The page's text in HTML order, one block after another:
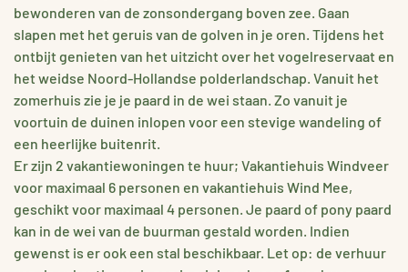
bewonderen van de zonsondergang boven zee. Gaan
slapen met het geruis van de golven in je oren. Tijdens het
ontbijt genieten van het uitzicht over het vogelreservaat en
het weidse Noord-Hollandse polderlandschap. Vanuit het
zomerhuis zie je je paard in de wei staan. Zo vanuit je
voortuin de duinen inlopen voor een stevige wandeling of
een heerlijke buitenrit.
Er zijn 2 vakantiewoningen te huur; Vakantiehuis Windveer
voor maximaal 6 personen en vakantiehuis Wind Mee,
geschikt voor maximaal 4 personen. Je paard of pony paard
kan in de wei van de buurman gestald worden. Indien
gewenst is er ook een stal beschikbaar. Let op: de verhuur